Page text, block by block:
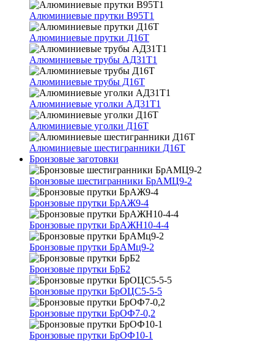
Алюминиевые прутки В95Т1
Алюминиевые прутки Д16Т
Алюминиевые трубы АД31Т1
Алюминиевые трубы Д16Т
Алюминиевые уголки АД31Т1
Алюминиевые уголки Д16Т
Алюминиевые шестигранники Д16Т
Бронзовые заготовки
Бронзовые шестигранники БрАМЦ9-2
Бронзовые прутки БрАЖ9-4
Бронзовые прутки БрАЖН10-4-4
Бронзовые прутки БрАМц9-2
Бронзовые прутки БрБ2
Бронзовые прутки БрОЦС5-5-5
Бронзовые прутки БрОФ7-0,2
Бронзовые прутки БрОФ10-1